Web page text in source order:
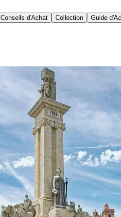
Conseils d'Achat Collection Guide